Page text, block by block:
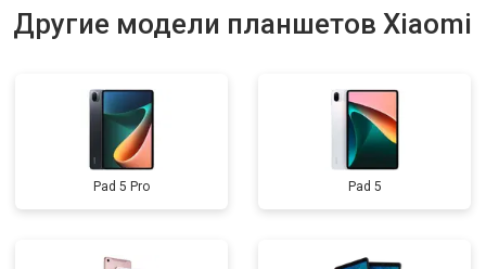
Другие модели планшетов Xiaomi
Pad 5 Pro Pad 5